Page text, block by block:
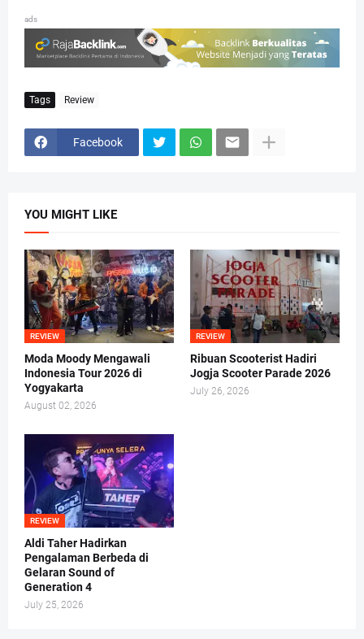
ads
Tags Review
Facebook
YOU MIGHT LIKE
REVIEW
Moda Moody Mengawali
Indonesia Tour 2026 di
Yogyakarta
August 02, 2026
REVIEW
Ribuan Scooterist Hadiri
Jogja Scooter Parade 2026
July 26, 2026
REVIEW
Aldi Taher Hadirkan
Pengalaman Berbeda di
Gelaran Sound of
Generation 4
July 25, 2026